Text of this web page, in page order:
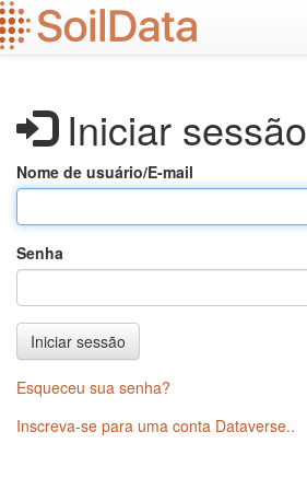
Ir
para
o
Iniciar sessão
Nome de usuário/E-mail
Senha
Iniciar sessão
Esqueceu sua senha?
Inscreva-se para uma conta Dataverse..